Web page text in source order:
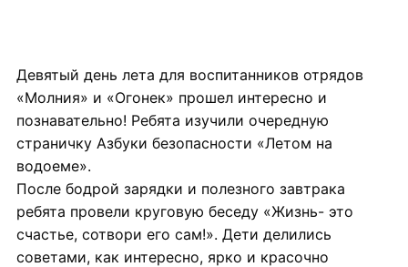
Девятый день лета для воспитанников отрядов
«Молния» и «Огонек» прошел интересно и
познавательно! Ребята изучили очередную
страничку Азбуки безопасности «Летом на
водоеме».
После бодрой зарядки и полезного завтрака
ребята провели круговую беседу «Жизнь- это
счастье, сотвори его сам!». Дети делились
советами, как интересно, ярко и красочно